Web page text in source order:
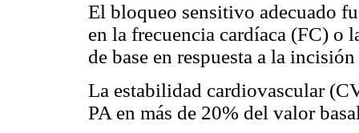
El bloqueo sensitivo adecuado
en la frecuencia cardíaca (FC) o
de base en respuesta a la
La estabilidad cardiovascular
PA en más de 20% del valor